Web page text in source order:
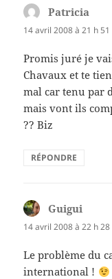
Patricia
14 avril 2008 à 21 h
Promis juré je
Chavaux et te
mal car tenu par
mais vont ils
?? Biz
RÉPONDRE
Guigui
14 avril 2008 à 22 h
Le problème du
international !